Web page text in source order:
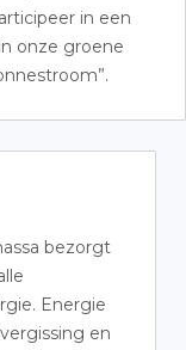
in een
onze groene
bezorgt
Energie
en